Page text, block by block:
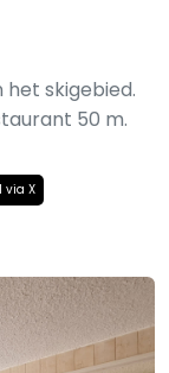
het skigebied.
50 m.
via X